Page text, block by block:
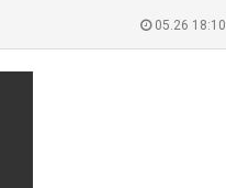
05.26 18:10